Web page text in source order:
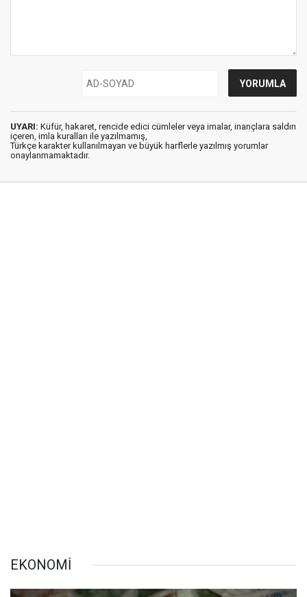
UYARI: Küfür, hakaret, rencide edici cümleler veya imalar, inançlara saldırı
içeren, imla kuralları ile yazılmamış,
Türkçe karakter kullanılmayan ve büyük harflerle yazılmış yorumlar
onaylanmamaktadır.
EKONOMİ